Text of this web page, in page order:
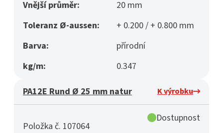
Vnější průměr:
20 mm
Toleranz Ø-aussen:
+ 0.200 / + 0.800 mm
Barva:
přírodní
kg/m:
0.347
PA12E Rund Ø 25 mm natur K výrobku
Položka č. 107064
Dostupnost